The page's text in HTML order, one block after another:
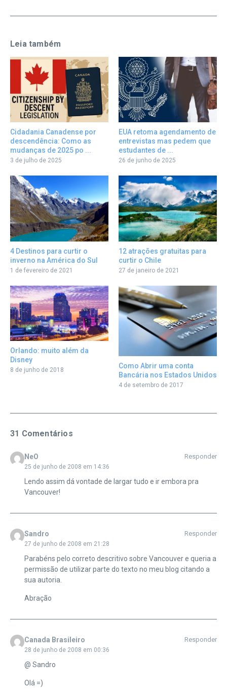
Leia também
Cidadania Canadense por
descendência: Como as
mudanças de 2025 po ...
3 de julho de 2025
EUA retoma agendamento de
entrevistas mas pedem que
estudantes de ...
26 de junho de 2025
4 Destinos para curtir o
inverno na América do Sul
1 de fevereiro de 2021
12 atrações gratuitas para
curtir o Chile
27 de janeiro de 2021
Orlando: muito além da
Disney
8 de junho de 2018
Como Abrir uma conta
Bancária nos Estados Unidos
4 de setembro de 2017
31 Comentários
NeO
25 de junho de 2008 em 14:36
Responder
Lendo assim dá vontade de largar tudo e ir embora pra
Vancouver!
Sandro
27 de junho de 2008 em 21:28
Responder
Parabéns pelo correto descritivo sobre Vancouver e queria a
permissão de utilizar parte do texto no meu blog citando a
sua autoria.
Abração
Canada Brasileiro
28 de junho de 2008 em 00:36
Responder
@ Sandro
Olá =)